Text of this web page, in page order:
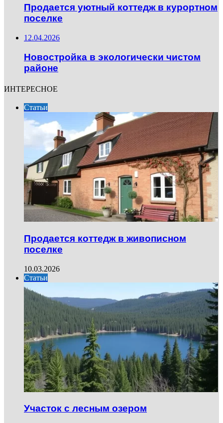
Продается уютный коттедж в курортном
поселке
12.04.2026
Новостройка в экологически чистом
районе
ИНТЕРЕСНОЕ
Статьи
Продается коттедж в живописном
поселке
10.03.2026
Статьи
Участок с лесным озером